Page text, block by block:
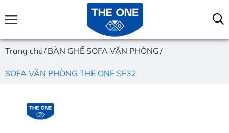
Trang chủ BÀN GHẾ SOFA VĂN PHÒNG
SOFA VĂN PHÒNG THE ONE SF32